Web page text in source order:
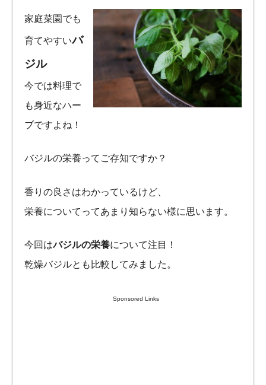
家庭菜園でも
育てやすいバ
ジル
今では料理で
も身近なハー
ブですよね！
バジルの栄養ってご存知ですか？
香りの良さはわかっているけど、
栄養についてってあまり知らない様に思います。
今回はバジルの栄養について注目！
乾燥バジルとも比較してみました。
Sponsored Links